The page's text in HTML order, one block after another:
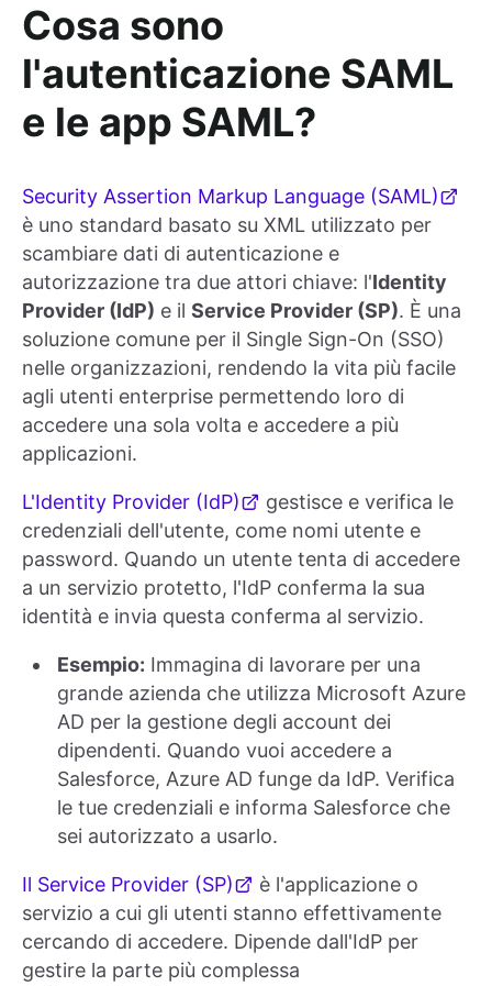
Cosa sono
l'autenticazione SAML
e le app SAML?
Security Assertion Markup Language (SAML)
è uno standard basato su XML utilizzato per
scambiare dati di autenticazione e
autorizzazione tra due attori chiave: l'Identity
Provider (IdP) e il Service Provider (SP). È una
soluzione comune per il Single Sign-On (SSO)
nelle organizzazioni, rendendo la vita più facile
agli utenti enterprise permettendo loro di
accedere una sola volta e accedere a più
applicazioni.
L'Identity Provider (IdP)
gestisce e verifica le
credenziali dell'utente, come nomi utente e
password. Quando un utente tenta di accedere
a un servizio protetto, l'IdP conferma la sua
identità e invia questa conferma al servizio.
Esempio: Immagina di lavorare per una
grande azienda che utilizza Microsoft Azure
AD per la gestione degli account dei
dipendenti. Quando vuoi accedere a
Salesforce, Azure AD funge da IdP. Verifica
le tue credenziali e informa Salesforce che
sei autorizzato a usarlo.
Il Service Provider (SP)
è l'applicazione o
servizio a cui gli utenti stanno effettivamente
cercando di accedere. Dipende dall'IdP per
gestire la parte più complessa